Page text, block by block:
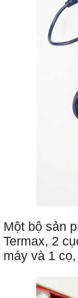
Một bộ sản
Termax, 2
máy và 1